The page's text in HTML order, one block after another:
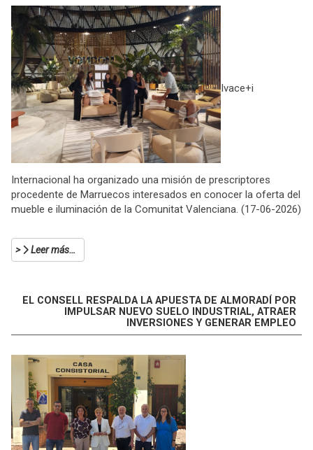
Ivace+i
Internacional ha organizado una misión de prescriptores
procedente de Marruecos interesados en conocer la oferta del
mueble e iluminación de la Comunitat Valenciana. (17-06-2026)
Leer más…
EL CONSELL RESPALDA LA APUESTA DE ALMORADÍ POR
IMPULSAR NUEVO SUELO INDUSTRIAL, ATRAER
INVERSIONES Y GENERAR EMPLEO